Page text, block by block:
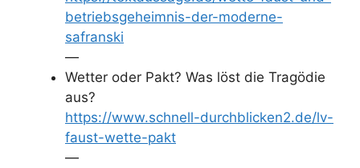
betriebsgeheimnis-der-moderne-
safranski
—
Wetter oder Pakt? Was löst die Tragödie
aus?
https://www.schnell-durchblicken2.de/lv-
faust-wette-pakt
—